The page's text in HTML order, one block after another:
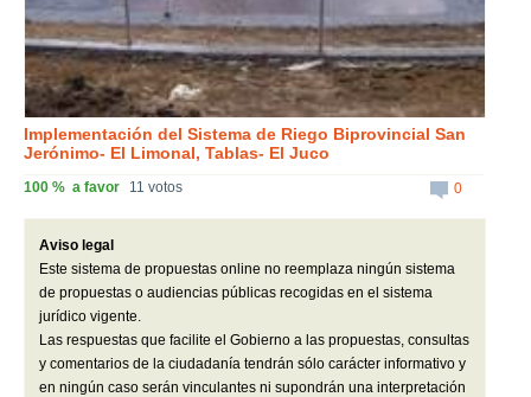
Implementación del Sistema de Riego Biprovincial San
Jerónimo- El Limonal, Tablas- El Juco
100 % a favor 11 votos 0
Aviso legal
Este sistema de propuestas online no reemplaza ningún sistema
de propuestas o audiencias públicas recogidas en el sistema
jurídico vigente.
Las respuestas que facilite el Gobierno a las propuestas, consultas
y comentarios de la ciudadanía tendrán sólo carácter informativo y
en ningún caso serán vinculantes ni supondrán una interpretación